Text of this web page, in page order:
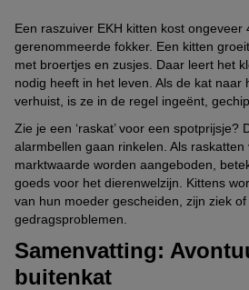
Een raszuiver EKH kitten kost ongeveer
gerenommeerde fokker. Een kitten
met broertjes en zusjes. Daar leert het
nodig heeft in het leven. Als de kat naar
verhuist, is ze in de regel ingeënt,
Zie je een ‘raskat’ voor een spotprijsje?
alarmbellen gaan rinkelen. Als raskatten
marktwaarde worden aangeboden,
goeds voor het dierenwelzijn. Kittens
van hun moeder gescheiden, zijn ziek of
gedragsproblemen.
Samenvatting:
buitenkat